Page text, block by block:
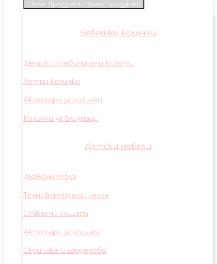
Close Продукти Open Продукти
Бебешки колички
Детски комбинирани колички
Летни колички
Аксесоари за колички
Колички за близнаци
Детски мебели
Дървени легла
Трансформиращи легла
Сгъваеми кошари
Аксесоари за кошара
Скринове и гардероби